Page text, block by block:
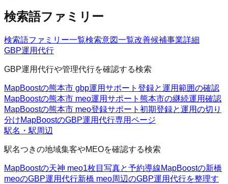
検索語ファミリー
検索語ファミリー一覧検索意図一覧改善候補事業詳細
GBP運用代行
GBP運用代行や管理代行を確認する検索
MapBoostの熊本市 gbp運用サポート 登録と運用範囲の確認
MapBoostの熊本市 meo運用サポート 熊本市の継続運用確認
MapBoostの熊本市 meo登録サポート 初期登録と運用の切り
分けMapBoostのGBP運用代行専用ページ
駅名・駅周辺
駅名つきの地域集客やMEOを確認する検索
MapBoostの天神 meo1枚目写真と予約導線MapBoostの新橋
meoのGBP運用代行新橋 meo周辺のGBP運用代行を整理す